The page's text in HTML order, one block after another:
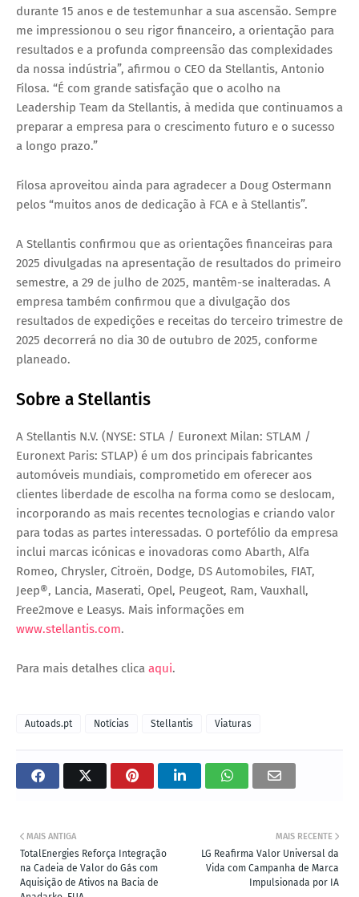
durante 15 anos e de testemunhar a sua ascensão. Sempre
me impressionou o seu rigor financeiro, a orientação para
resultados e a profunda compreensão das complexidades
da nossa indústria”, afirmou o CEO da Stellantis, Antonio
Filosa. “É com grande satisfação que o acolho na
Leadership Team da Stellantis, à medida que continuamos a
preparar a empresa para o crescimento futuro e o sucesso
a longo prazo.”
Filosa aproveitou ainda para agradecer a Doug Ostermann
pelos “muitos anos de dedicação à FCA e à Stellantis”.
A Stellantis confirmou que as orientações financeiras para
2025 divulgadas na apresentação de resultados do primeiro
semestre, a 29 de julho de 2025, mantêm-se inalteradas. A
empresa também confirmou que a divulgação dos
resultados de expedições e receitas do terceiro trimestre de
2025 decorrerá no dia 30 de outubro de 2025, conforme
planeado.
Sobre a Stellantis
A Stellantis N.V. (NYSE: STLA / Euronext Milan: STLAM /
Euronext Paris: STLAP) é um dos principais fabricantes
automóveis mundiais, comprometido em oferecer aos
clientes liberdade de escolha na forma como se deslocam,
incorporando as mais recentes tecnologias e criando valor
para todas as partes interessadas. O portefólio da empresa
inclui marcas icónicas e inovadoras como Abarth, Alfa
Romeo, Chrysler, Citroën, Dodge, DS Automobiles, FIAT,
Jeep®, Lancia, Maserati, Opel, Peugeot, Ram, Vauxhall,
Free2move e Leasys. Mais informações em
www.stellantis.com.
Para mais detalhes clica aqui.
Autoads.pt Notícias Stellantis Viaturas
MAIS RECENTE
LG Reafirma Valor Universal da
Vida com Campanha de Marca
Impulsionada por IA
MAIS ANTIGA
TotalEnergies Reforça Integração
na Cadeia de Valor do Gás com
Aquisição de Ativos na Bacia de